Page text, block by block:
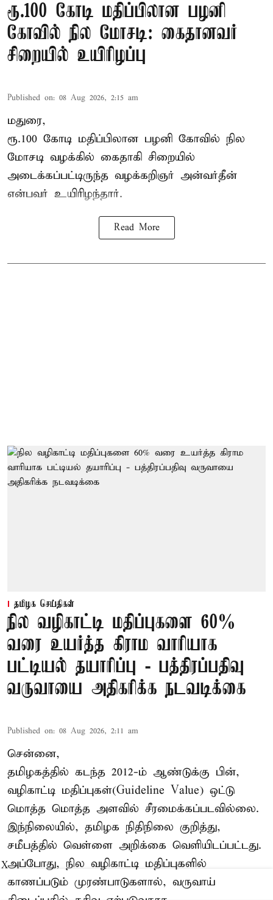
ரூ.100 கோடி மதிப்பிலான பழனி
கோவில் நில மோசடி: கைதானவர்
சிறையில் உயிரிழப்பு
Published on: 08 Aug 2026, 2:15 am
மதுரை,
ரூ.100 கோடி மதிப்பிலான பழனி கோவில் நில
மோசடி வழக்கில் கைதாகி சிறையில்
அடைக்கப்பட்டிருந்த வழக்கறிஞர் அன்வர்தீன்
என்பவர் உயிரிழந்தார்.
Read More
தமிழக செய்திகள்
நில வழிகாட்டி மதிப்புகளை 60%
வரை உயர்த்த கிராம வாரியாக
பட்டியல் தயாரிப்பு - பத்திரப்பதிவு
வருவாயை அதிகரிக்க நடவடிக்கை
Published on: 08 Aug 2026, 2:11 am
சென்னை,
தமிழகத்தில் கடந்த 2012-ம் ஆண்டுக்கு பின்,
வழிகாட்டி மதிப்புகள்(Guideline Value) ஒட்டு
மொத்த மொத்த அளவில் சீரமைக்கப்படவில்லை.
இந்நிலையில், தமிழக நிதிநிலை குறித்து,
சமீபத்தில் வெள்ளை அறிக்கை வெளியிடப்பட்டது.
அப்போது, நில வழிகாட்டி மதிப்புகளில்
காணப்படும் முரண்பாடுகளால், வருவாய்
X